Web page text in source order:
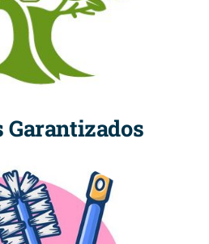
Garantizados